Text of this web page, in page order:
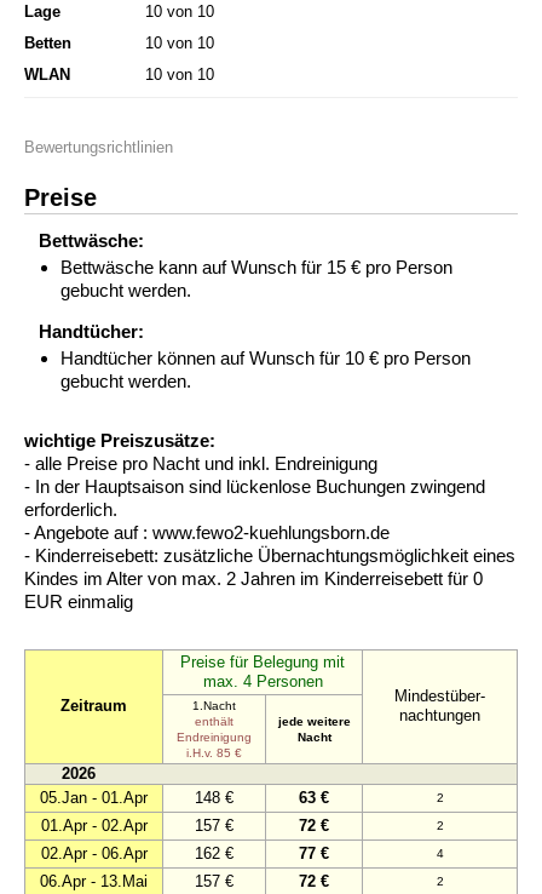
Lage
10 von 10
Betten
10 von 10
WLAN
10 von 10
Bewertungsrichtlinien
Preise
Bettwäsche:
Bettwäsche kann auf Wunsch für 15 € pro Person
gebucht werden.
Handtücher:
Handtücher können auf Wunsch für 10 € pro Person
gebucht werden.
wichtige Preiszusätze:
- alle Preise pro Nacht und inkl. Endreinigung
- In der Hauptsaison sind lückenlose Buchungen zwingend
erforderlich.
- Angebote auf : www.fewo2-kuehlungsborn.de
- Kinderreisebett: zusätzliche Übernachtungsmöglichkeit eines
Kindes im Alter von max. 2 Jahren im Kinderreisebett für 0
EUR einmalig
Zeitraum
Preise für Belegung mit
max. 4 Personen
Mindestüber-
nachtungen
1.Nacht
enthält
Endreinigung
i.H.v. 85 €
jede weitere
Nacht
2026
05.Jan - 01.Apr
148 € 63 € 2
01.Apr - 02.Apr 157 € 72 € 2
02.Apr - 06.Apr 162 € 77 € 4
06.Apr - 13.Mai 157 € 72 € 2